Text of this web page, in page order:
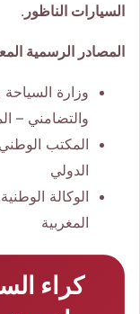
السيارات الناظور .
المصادر الرسمية
وزارة السياحة
والتضامني –
المكتب
الدولي
المغربية
كراء